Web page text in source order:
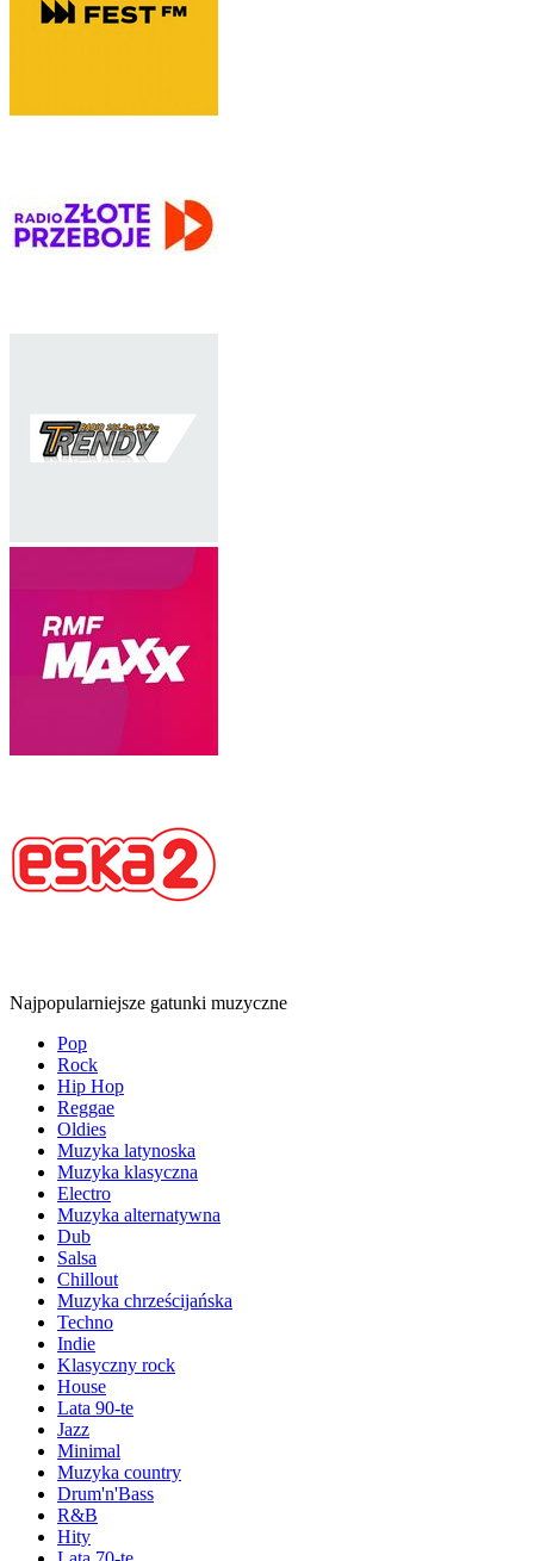
Najpopularniejsze gatunki muzyczne
Pop
Rock
Hip Hop
Reggae
Oldies
Muzyka latynoska
Muzyka klasyczna
Electro
Muzyka alternatywna
Dub
Salsa
Chillout
Muzyka chrześcijańska
Techno
Indie
Klasyczny rock
House
Lata 90-te
Jazz
Minimal
Muzyka country
Drum'n'Bass
R&B
Hity